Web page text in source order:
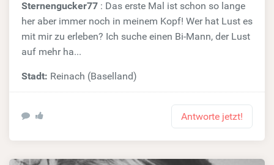
Sternengucker77 : Das erste Mal ist schon so lange
her aber immer noch in meinem Kopf! Wer hat Lust es
mit mir zu erleben? Ich suche einen Bi-Mann, der Lust
auf mehr ha...
Stadt: Reinach (Baselland)
Antworte jetzt!